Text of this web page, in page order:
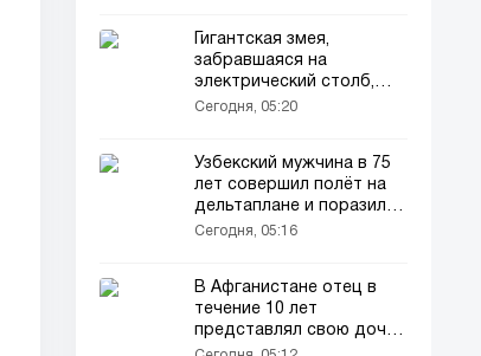
Гигантская змея,
забравшаяся на
электрический столб,
погибла от удара током
Сегодня, 05:20
Узбекский мужчина в 75
лет совершил полёт на
дельтаплане и поразил
пользователей сети
Сегодня, 05:16
В Афганистане отец в
течение 10 лет
представлял свою дочь
окружающим как